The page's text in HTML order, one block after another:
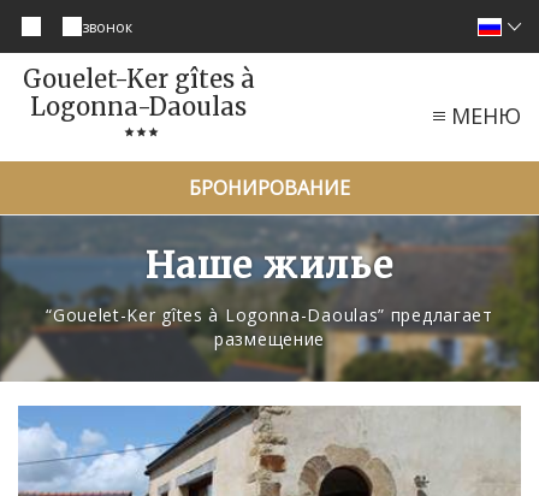
звонок
Gouelet-Ker gîtes à
Logonna-Daoulas
МЕНЮ
БРОНИРОВАНИЕ
Наше жилье
“Gouelet-Ker gîtes à Logonna-Daoulas” предлагает
размещение